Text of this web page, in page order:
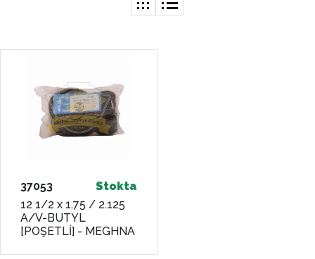
37053
Stokta
12 1/2 x 1.75 / 2.125
A/V-BUTYL
[POŞETLİ] - MEGHNA